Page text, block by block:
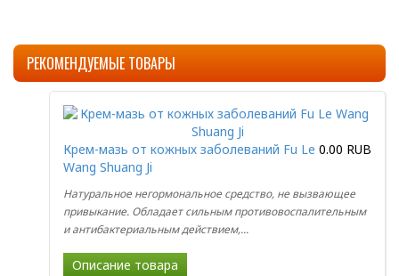
РЕКОМЕНДУЕМЫЕ ТОВАРЫ
0.00 RUB
Крем-мазь от кожных заболеваний Fu Le
Wang Shuang Ji
Натуральное негормональное средство, не вызвающее
привыкание. Обладает сильным противовоспалительным
и антибактериальным действием,...
Описание товара